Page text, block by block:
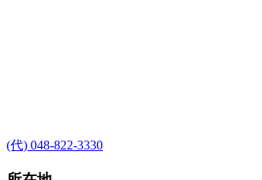
(代) 048-822-3330